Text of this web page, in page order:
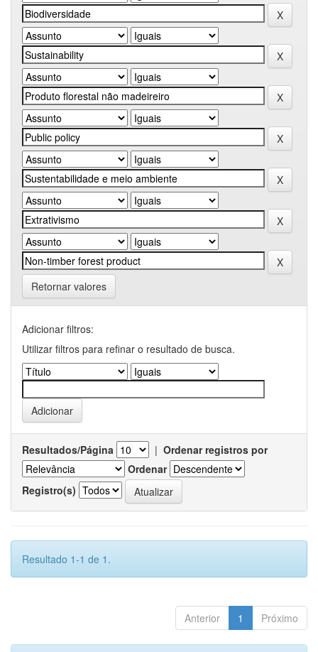
Retornar valores
Adicionar filtros:
Utilizar filtros para refinar o resultado de busca.
Resultados/Página | Ordenar registros por
Ordenar
Registro(s)
Resultado 1-1 de 1.
Anterior 1 Próximo